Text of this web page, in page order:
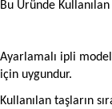
Bu Üründe
Ayarlamalı ipli
için uygundur.
Kullanılan taşların